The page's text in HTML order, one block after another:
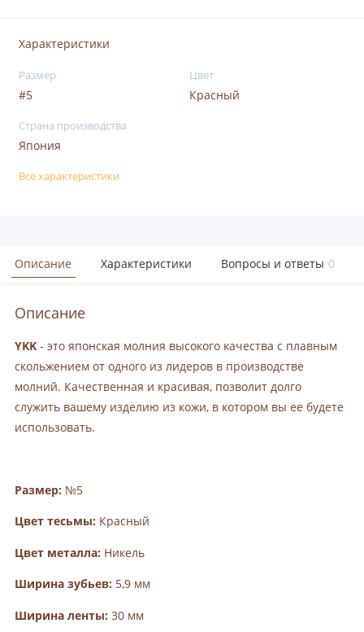
Характеристики
Размер
#5
Цвет
Красный
Страна производства
Япония
Все характеристики
Описание Характеристики Вопросы и ответы 0
Описание
YKK - это японская молния высокого качества с плавным
скольжением от одного из лидеров в производстве
молний. Качественная и красивая, позволит долго
служить вашему изделию из кожи, в котором вы ее будете
использовать.
Размер: №5
Цвет тесьмы: Красный
Цвет металла: Никель
Ширина зубьев: 5,9 мм
Ширина ленты: 30 мм